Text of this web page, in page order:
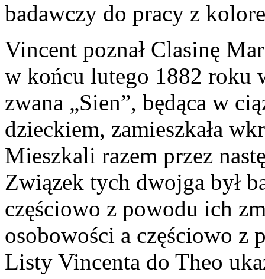
badawczy do pracy z
Vincent poznał Clasinę
w końcu lutego 1882 roku
zwana „Sien”, będąca w
dzieckiem, zamieszkała
Mieszkali razem przez
Związek tych dwojga był
częściowo z powodu ich
osobowości a częściowo z
Listy Vincenta do Theo